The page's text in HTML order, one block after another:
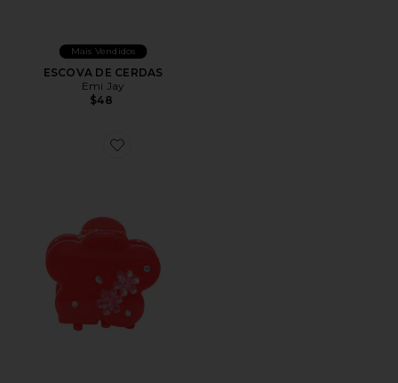
Mais Vendidos
ESCOVA DE CERDAS
Emi Jay
$48
Favorite Midi Blossom Clip